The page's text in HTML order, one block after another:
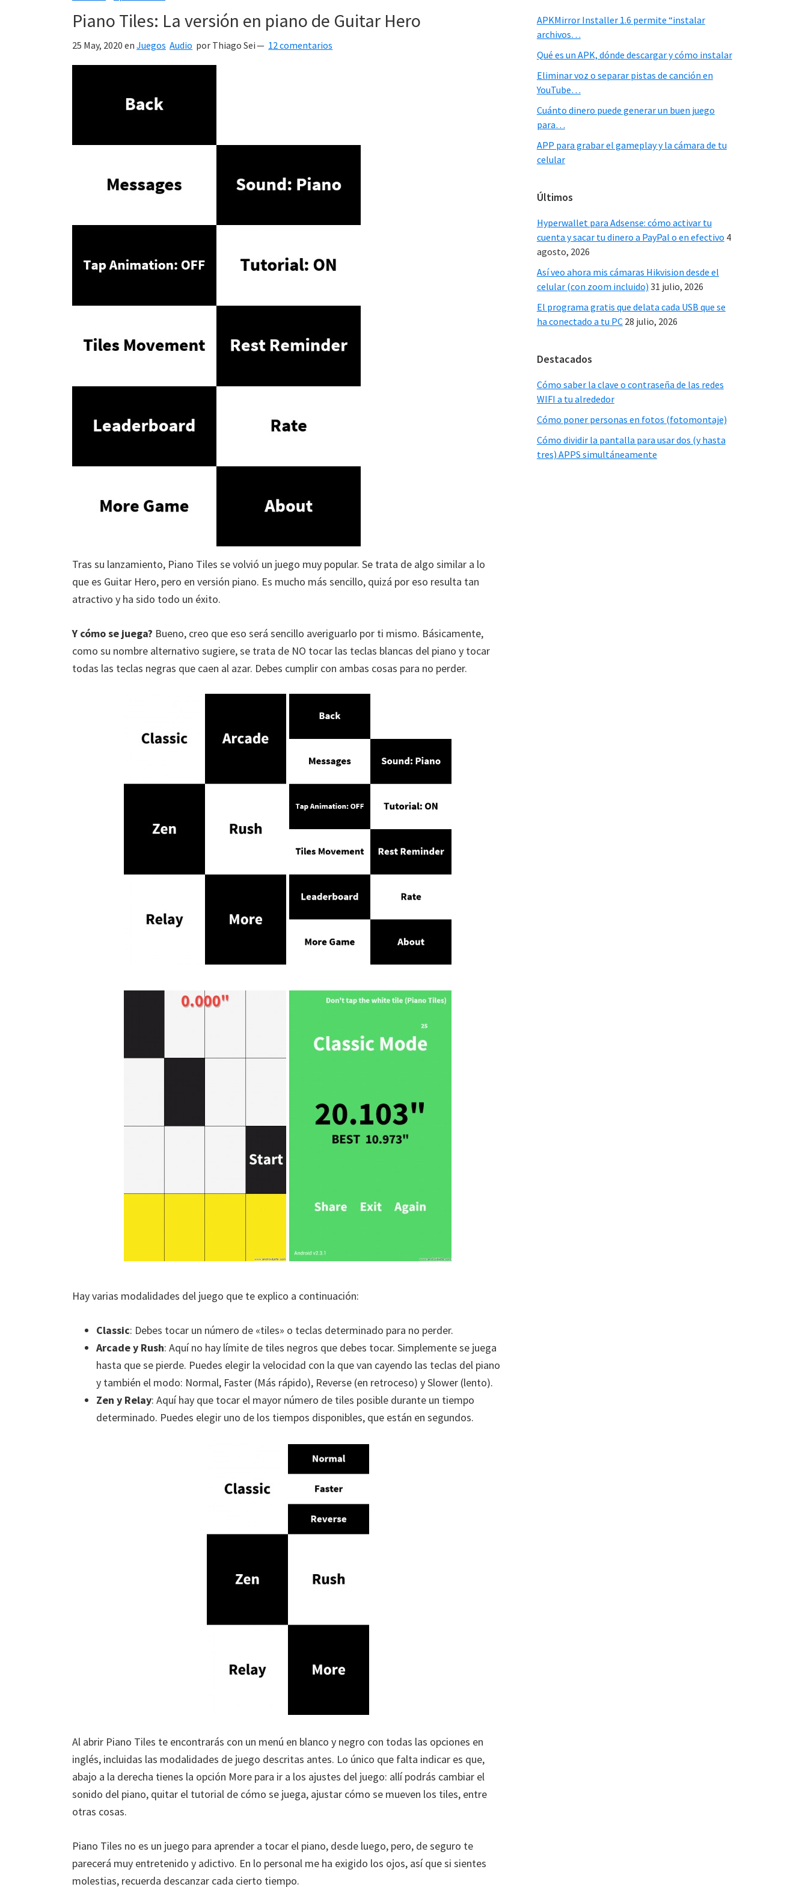
Piano Tiles: La versión en piano de Guitar Hero
25 May, 2020 en Juegos Audio por Thiago Sei 12 comentarios
Tras su lanzamiento, Piano Tiles se volvió un juego muy popular. Se trata de algo similar a lo
que es Guitar Hero, pero en versión piano. Es mucho más sencillo, quizá por eso resulta tan
atractivo y ha sido todo un éxito.
Y cómo se juega? Bueno, creo que eso será sencillo averiguarlo por ti mismo. Básicamente,
como su nombre alternativo sugiere, se trata de NO tocar las teclas blancas del piano y tocar
todas las teclas negras que caen al azar. Debes cumplir con ambas cosas para no perder.
Hay varias modalidades del juego que te explico a continuación:
Classic: Debes tocar un número de «tiles» o teclas determinado para no perder.
Arcade y Rush: Aquí no hay límite de tiles negros que debes tocar. Simplemente se juega
hasta que se pierde. Puedes elegir la velocidad con la que van cayendo las teclas del piano
y también el modo: Normal, Faster (Más rápido), Reverse (en retroceso) y Slower (lento).
Zen y Relay: Aquí hay que tocar el mayor número de tiles posible durante un tiempo
determinado. Puedes elegir uno de los tiempos disponibles, que están en segundos.
Al abrir Piano Tiles te encontrarás con un menú en blanco y negro con todas las opciones en
inglés, incluidas las modalidades de juego descritas antes. Lo único que falta indicar es que,
abajo a la derecha tienes la opción More para ir a los ajustes del juego: allí podrás cambiar el
sonido del piano, quitar el tutorial de cómo se juega, ajustar cómo se mueven los tiles, entre
otras cosas.
Piano Tiles no es un juego para aprender a tocar el piano, desde luego, pero, de seguro te
parecerá muy entretenido y adictivo. En lo personal me ha exigido los ojos, así que si sientes
molestias, recuerda descanzar cada cierto tiempo.
Sidebar
APKMirror Installer 1.6 permite “instalar
archivos…
Qué es un APK, dónde descargar y cómo instalar
Eliminar voz o separar pistas de canción en
YouTube…
Cuánto dinero puede generar un buen juego
para…
APP para grabar el gameplay y la cámara de tu
celular
Últimos
Hyperwallet para Adsense: cómo activar tu
cuenta y sacar tu dinero a PayPal o en efectivo 4
agosto, 2026
Así veo ahora mis cámaras Hikvision desde el
celular (con zoom incluido) 31 julio, 2026
El programa gratis que delata cada USB que se
ha conectado a tu PC 28 julio, 2026
Destacados
Cómo saber la clave o contraseña de las redes
WIFI a tu alrededor
Cómo poner personas en fotos (fotomontaje)
Cómo dividir la pantalla para usar dos (y hasta
tres) APPS simultáneamente